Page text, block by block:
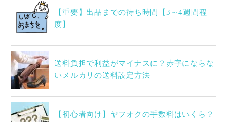
【重要】出品までの待ち時間【3～4週間程
度】
送料負担で利益がマイナスに？赤字にならな
いメルカリの送料設定方法
【初心者向け】ヤフオクの手数料はいくら？